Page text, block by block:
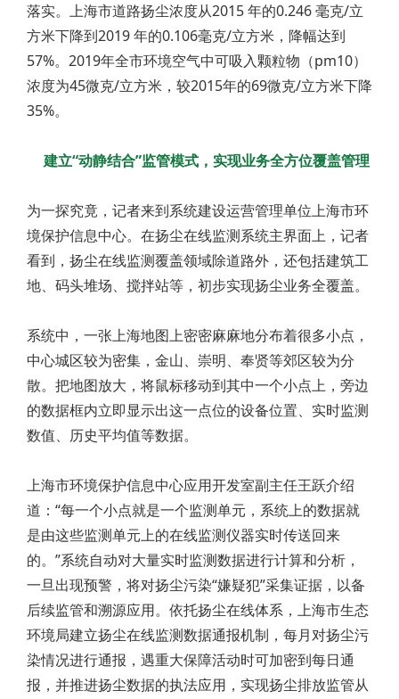
落实。上海市道路扬尘浓度从2015 年的0.246 毫克/立
方米下降到2019 年的0.106毫克/立方米，降幅达到
57%。2019年全市环境空气中可吸入颗粒物（pm10）
浓度为45微克/立方米，较2015年的69微克/立方米下降
35%。
建立“动静结合”监管模式，实现业务全方位覆盖管理
为一探究竟，记者来到系统建设运营管理单位上海市环
境保护信息中心。在扬尘在线监测系统主界面上，记者
看到，扬尘在线监测覆盖领域除道路外，还包括建筑工
地、码头堆场、搅拌站等，初步实现扬尘业务全覆盖。
系统中，一张上海地图上密密麻麻地分布着很多小点，
中心城区较为密集，金山、崇明、奉贤等郊区较为分
散。把地图放大，将鼠标移动到其中一个小点上，旁边
的数据框内立即显示出这一点位的设备位置、实时监测
数值、历史平均值等数据。
上海市环境保护信息中心应用开发室副主任王跃介绍
道：“每一个小点就是一个监测单元，系统上的数据就
是由这些监测单元上的在线监测仪器实时传送回来
的。”系统自动对大量实时监测数据进行计算和分析，
一旦出现预警，将对扬尘污染“嫌疑犯”采集证据，以备
后续监管和溯源应用。依托扬尘在线体系，上海市生态
环境局建立扬尘在线监测数据通报机制，每月对扬尘污
染情况进行通报，遇重大保障活动时可加密到每日通
报，并推进扬尘数据的执法应用，实现扬尘排放监管从